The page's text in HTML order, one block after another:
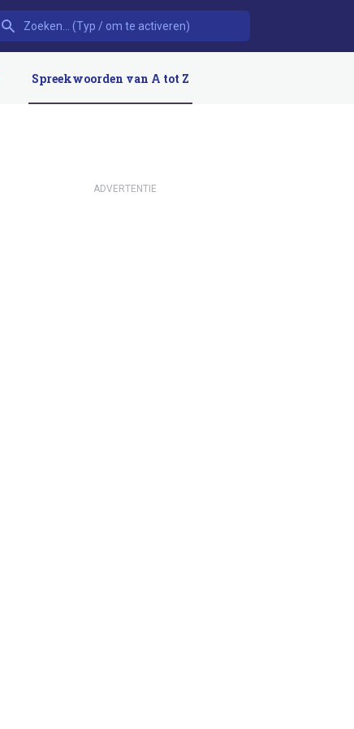
Spreekwoorden van A tot Z
ADVERTENTIE